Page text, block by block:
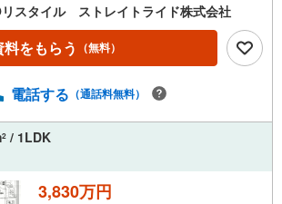
スタイル ストレイトライド株式会社
料をもらう （無料）
電話する （通話料無料）
2 / 1LDK
3,830万円